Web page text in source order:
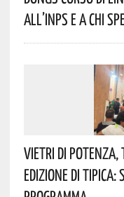
All’INPS E A Chi
Vietri Di
Edizione Di